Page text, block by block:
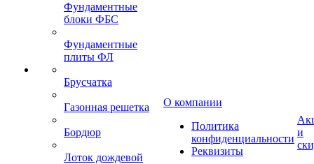
Фундаментные
блоки ФБС
Фундаментные
плиты ФЛ
Брусчатка
Газонная решетка
Бордюр
Лоток дождевой
О компании
Политика
конфиденциальности
Реквизиты
и